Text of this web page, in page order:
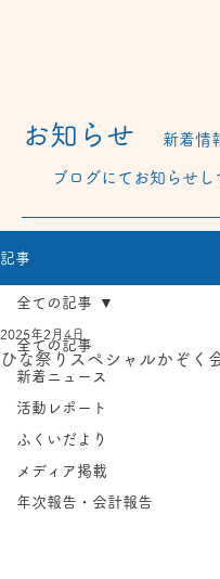
​お知らせ 新着情
ブログにてお知らせし
記事
全ての記事
新着ニュース
活動レポート
ふくいだより
メディア掲載
年次報告・会計報告
全ての記事
ひな祭りスペシャルかぞく
2025年2月4日